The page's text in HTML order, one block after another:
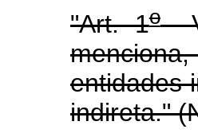
"Art. 1o
entidades
indireta."